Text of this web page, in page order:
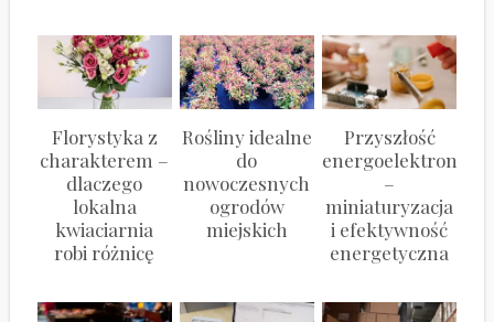
Florystyka z
charakterem –
dlaczego
lokalna
kwiaciarnia
robi różnicę
Rośliny idealne
do
nowoczesnych
ogrodów
miejskich
Przyszłość
energoelektroniki
–
miniaturyzacja
i efektywność
energetyczna